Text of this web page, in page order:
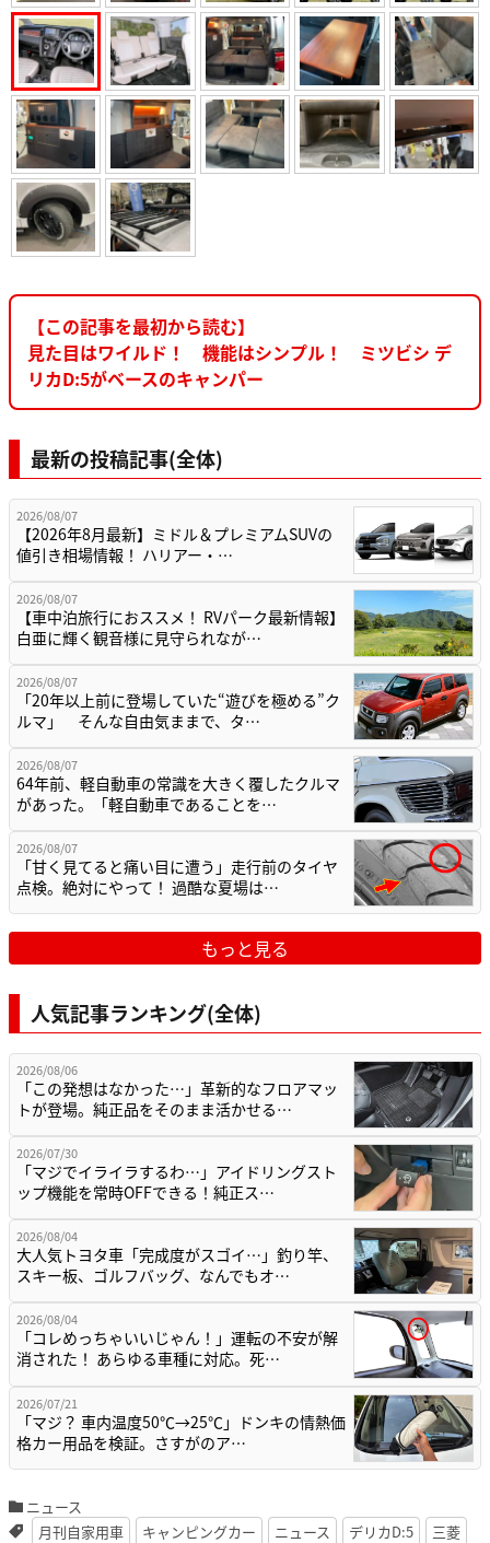
【この記事を最初から読む】
見た目はワイルド！ 機能はシンプル！ ミツビシ デ
リカD:5がベースのキャンパー
最新の投稿記事(全体)
2026/08/07
【2026年8月最新】ミドル＆プレミアムSUVの
値引き相場情報！ ハリアー・…
2026/08/07
【車中泊旅行におススメ！ RVパーク最新情報】
白亜に輝く観音様に見守られなが…
2026/08/07
「20年以上前に登場していた“遊びを極める”ク
ルマ」 そんな自由気ままで、タ…
2026/08/07
64年前、軽自動車の常識を大きく覆したクルマ
があった。「軽自動車であることを…
2026/08/07
「甘く見てると痛い目に遭う」走行前のタイヤ
点検。絶対にやって！ 過酷な夏場は…
もっと見る
人気記事ランキング(全体)
2026/08/06
「この発想はなかった…」革新的なフロアマッ
トが登場。純正品をそのまま活かせる…
2026/07/30
「マジでイライラするわ…」アイドリングスト
ップ機能を常時OFFできる！純正ス…
2026/08/04
大人気トヨタ車「完成度がスゴイ…」釣り竿、
スキー板、ゴルフバッグ、なんでもオ…
2026/08/04
「コレめっちゃいいじゃん！」運転の不安が解
消された！ あらゆる車種に対応。死…
2026/07/21
「マジ？ 車内温度50℃→25℃」ドンキの情熱価
格カー用品を検証。さすがのア…
ニュース
月刊自家用車
キャンピングカー ニュース デリカD:5 三菱